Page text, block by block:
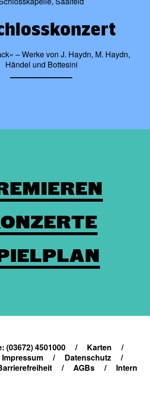
– Werke von J. Haydn, M. Haydn,
Händel und Bottesini
(03672) 4501000 / Karten
/
Impressum / Datenschutz
/
/ AGBs / Intern